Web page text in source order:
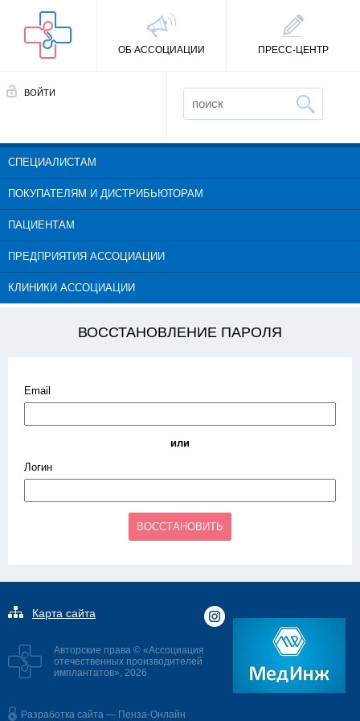
ОБ АССОЦИАЦИИ ПРЕСС-ЦЕНТР
ВОЙТИ
СПЕЦИАЛИСТАМ
ПОКУПАТЕЛЯМ И ДИСТРИБЬЮТОРАМ
ПАЦИЕНТАМ
ПРЕДПРИЯТИЯ АССОЦИАЦИИ
КЛИНИКИ АССОЦИАЦИИ
ВОССТАНОВЛЕНИЕ ПАРОЛЯ
Email
или
Логин
ВОССТАНОВИТЬ
Карта сайта
Авторские права © «Ассоциация
отечественных производителей
имплантатов», 2026
Разработка сайта — Пенза-Онлайн